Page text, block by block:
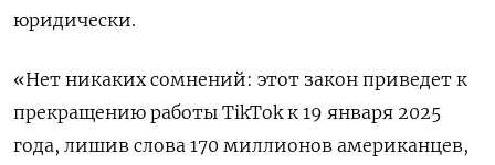
юридически.
«Нет никаких сомнений: этот закон приведет к
прекращению работы TikTok к 19 января 2025
года, лишив слова 170 миллионов американцев,